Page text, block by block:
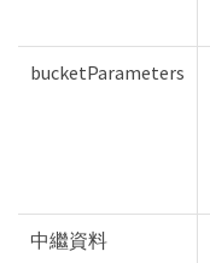
bucketParameters
中繼資料